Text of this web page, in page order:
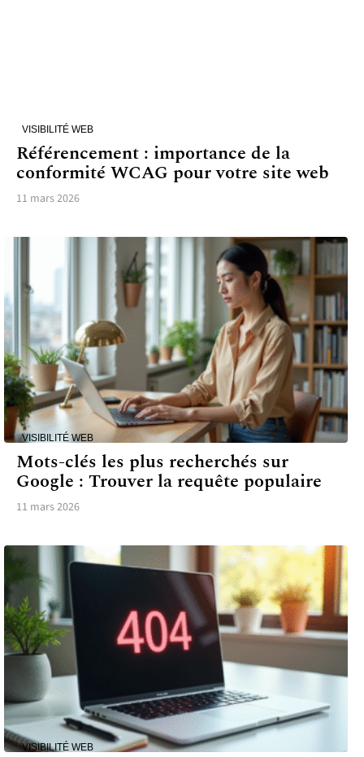
VISIBILITÉ WEB
Référencement : importance de la
conformité WCAG pour votre site web
11 mars 2026
VISIBILITÉ WEB
Mots-clés les plus recherchés sur
Google : Trouver la requête populaire
11 mars 2026
VISIBILITÉ WEB